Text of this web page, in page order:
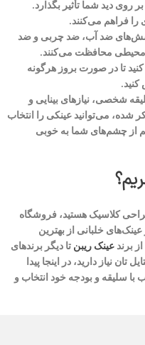
روی دید شما تأثیر بگذارد.
را فراهم می‌کنند.
ضد آب، ضد چربی و ضد
محیطی محافظت می‌کنند.
تا در صورت بروز هرگونه
کنید.
شخصی، نیازهای بینایی و
شده، می‌توانید عینکی را انتخاب
از چشم‌های شما به خوبی
طراحی کلاسیک هستید، فروشگاه
خلبانی از بهترین
برند عینک ریبن تا دیگر برندهای
نیاز دارید، در اینجا پیدا
با سلیقه و بودجه خود انتخاب و